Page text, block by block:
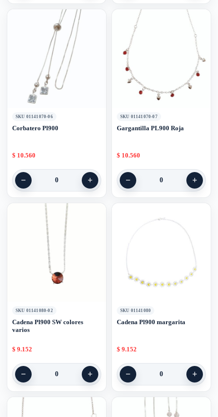
SKU 01141070-06
Corbatero Pl900
$ 10.560
− 0 +
SKU 01141070-07
Gargantilla PL900 Roja
$ 10.560
− 0 +
SKU 01141080-02
Cadena Pl900 SW colores
varios
$ 9.152
− 0 +
SKU 01141080
Cadena Pl900 margarita
$ 9.152
− 0 +